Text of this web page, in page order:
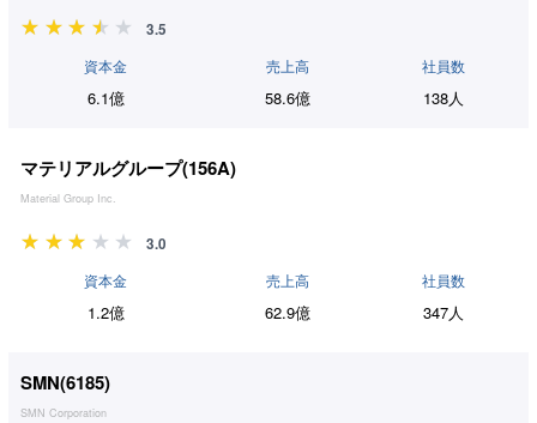
3.5
資本金
6.1億
売上高
58.6億
社員数
138人
マテリアルグループ(156A)
Material Group Inc.
3.0
資本金
1.2億
売上高
62.9億
社員数
347人
SMN(6185)
SMN Corporation